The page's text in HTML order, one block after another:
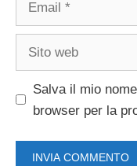
Salva il mio
browser per la